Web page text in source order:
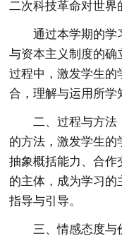
二次科技革命对世界
通过本学期的学
与资本主义制度的确
过程中，激发学生的
合，理解与运用所学
二、过程与方
的方法，激发学生的
抽象概括能力、合作
的主体，成为学习的
指导与引导。
三、情感态度与